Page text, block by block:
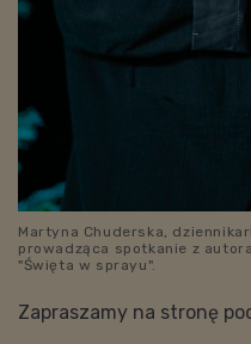
Martyna Chuderska,
prowadząca spotkanie z
"Święta w sprayu".
Zapraszamy na stronę